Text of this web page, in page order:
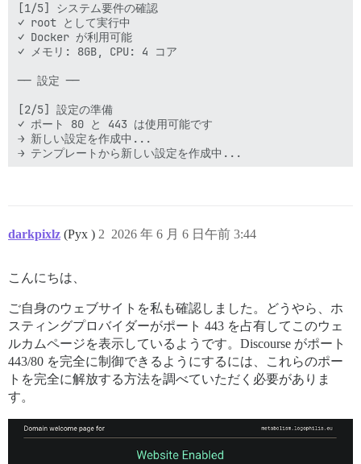
[1/5] システム要件の確認
✓ root として実行中
✓ Docker が利用可能
✓ メモリ: 8GB, CPU: 4 コア
── 設定 ──
[2/5] 設定の準備
✓ ポート 80 と 443 は使用可能です
→ 新しい設定を作成中...
→ テンプレートから新しい設定を作成中...
管理者アカウントのメールアドレス？
Discourse のドメイン名は持っていますか？
▸ はい      いいえ
Discourse のホスト名？
metabolism.logophilia.eu▌
メール送信用の SMTP を設定しますか？（SMTP 認証情報が必要
  はい    ▸ いいえ
── 設定の確認 ──
darkpixlz (Pyx ) 2026 年 6 月 6 日午前 3:44
2
こんにちは、
ご自身のウェブサイトを私も確認しました。どうやら、ホ
スティングプロバイダーがポート 443 を占有してこのウェ
ルカムページを表示しているようです。Discourse がポート
443/80 を完全に制御できるようにするには、これらのポー
トを完全に解放する方法を調べていただく必要がありま
す。